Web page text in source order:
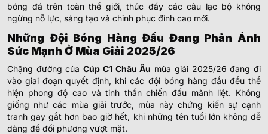
bóng đá trên toàn thế giới, thúc đẩy các câu lạc bộ không
ngừng nỗ lực, sáng tạo và chinh phục đỉnh cao mới.
Những Đội Bóng Hàng Đầu Đang Phản Ánh
Sức Mạnh Ở Mùa Giải 2025/26
Chặng đường củaCúp C1 Châu Âu mùa giải 2025/26 đang đi
vào giai đoạn quyết định, khi các đội bóng hàng đầu đều thể
hiện phong độ cao và tinh thần chiến đấu mãnh liệt. Không
giống như các mùa giải trước, mùa này chứng kiến sự cạnh
tranh gay gắt hơn bao giờ hết, khi những tên tuổi lớn không dễ
dàng để đối phương vượt mặt.